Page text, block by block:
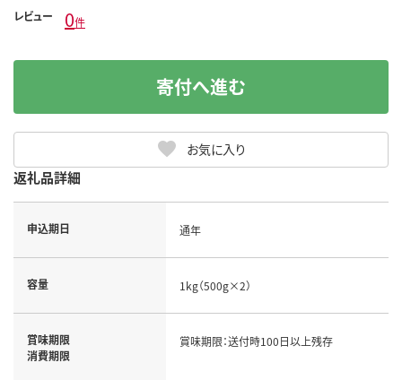
レビュー 0件
お気に入り
寄付へ進む
返礼品詳細
申込期日 通年
容量 1kg（500g×2）
賞味期限
消費期限
賞味期限：送付時100日以上残存